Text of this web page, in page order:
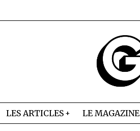
LES ARTICLES LE MAGAZINE